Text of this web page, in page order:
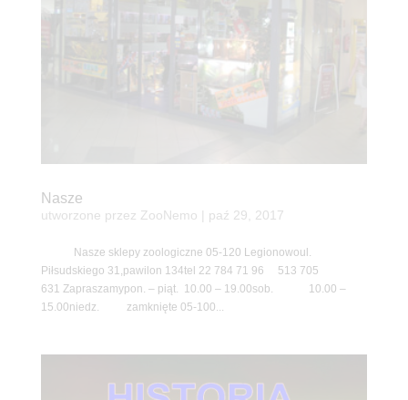
Nasze
utworzone przez ZooNemo paź 29, 2017
Nasze sklepy zoologiczne 05-120 Legionowoul.
Piłsudskiego 31,pawilon 134tel 22 784 71 96 513 705
631 Zapraszamypon. – piąt. 10.00 – 19.00sob. 10.00 –
15.00niedz. zamknięte 05-100...